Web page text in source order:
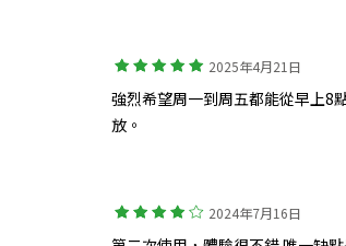
2025年4月21日
強烈希望周一到周五都能從早上8
放。
2024年7月16日